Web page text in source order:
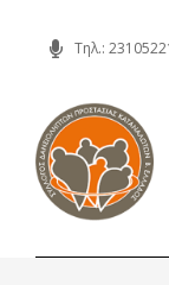
content
Τηλ.: